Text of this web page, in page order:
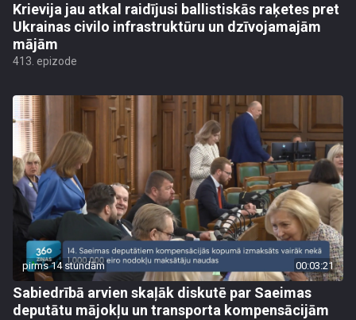
Krievija jau atkal raidījusi ballistiskās raķetes pret
Ukrainas civilo infrastruktūru un dzīvojamajām
mājām
413. epizode
pirms 14 stundām 00:03:21
Sabiedrībā arvien skaļāk diskutē par Saeimas
deputātu mājokļu un transporta kompensācijām